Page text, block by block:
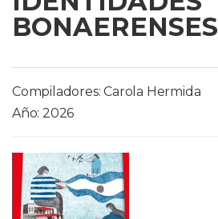
BONAERENSES
Compiladores: Carola Hermida
Año: 2026